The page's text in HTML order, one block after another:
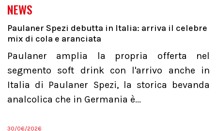
NEWS
Paulaner Spezi debutta in Italia: arriva il celebre
mix di cola e aranciata
Paulaner amplia la propria offerta nel
segmento soft drink con l'arrivo anche in
Italia di Paulaner Spezi, la storica bevanda
analcolica che in Germania è...
30/06/2026